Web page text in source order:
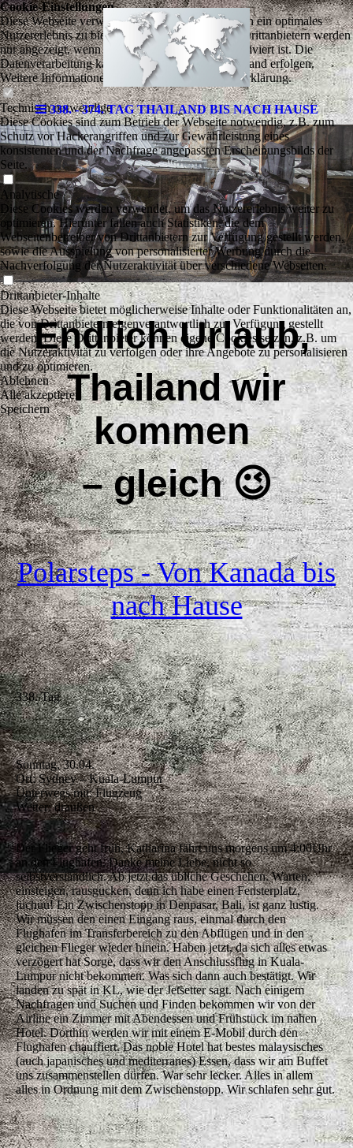
338. - 374. TAG THAILAND BIS NACH HAUSE
Endlich Urlaub,
Thailand wir
kommen
– gleich😉
Polarsteps - Von Kanada bis
nach Hause
338. Tag
Sonntag, 30.04.
Ort: Sydney – Kuala-Lumpur
Unterwegs mit: Flugzeug
Wetter: draußen
Der Flieger geht früh, Katharina fährt uns morgens um 4:00Uhr
an den Flughafen. Danke meine Liebe, nicht so
selbstverständlich. Ab jetzt das übliche Geschehen. Warten,
einsteigen, rausgucken, denn ich habe einen Fensterplatz,
juchuu! Ein Zwischenstopp in Denpasar, Bali, ist ganz lustig.
Wir müssen den einen Eingang raus, einmal durch den
Flughafen im Transferbereich zu den Abflügen und in den
gleichen Flieger wieder hinein. Haben jetzt, da sich alles etwas
verzögert hat Sorge, dass wir den Anschlussflug in Kuala-
Lumpur nicht bekommen. Was sich dann auch bestätigt. Wir
landen zu spät in KL, wie der Jetsetter sagt. Nach einigem
Nachfragen und Suchen und Finden bekommen wir von der
Airline ein Zimmer mit Abendessen und Frühstück im nahen
Hotel. Dorthin werden wir mit einem E-Mobil durch den
Flughafen chauffiert. Das noble Hotel hat bestes malaysisches
(auch japanisches und mediterranes) Essen, dass wir am Buffet
uns zusammenstellen dürfen. War sehr lecker. Alles in allem
alles in Ordnung mit dem Zwischenstopp. Wir schlafen sehr gut.
Cookie-Einstellungen
Diese Webseite verwendet Cookies, um Besuchern ein optimales
Nutzererlebnis zu bieten. Bestimmte Inhalte von Drittanbietern werden
nur angezeigt, wenn die entsprechende Option aktiviert ist. Die
Datenverarbeitung kann dann auch in einem Drittland erfolgen.
Weitere Informationen hierzu in der Datenschutzerklärung.
Technisch notwendige
Diese Cookies sind zum Betrieb der Webseite notwendig, z.B. zum
Schutz vor Hackerangriffen und zur Gewährleistung eines
konsistenten und der Nachfrage angepassten Erscheinungsbilds der
Seite.
Analytische
Diese Cookies werden verwendet, um das Nutzererlebnis weiter zu
optimieren. Hierunter fallen auch Statistiken, die dem
Webseitenbetreiber von Drittanbietern zur Verfügung gestellt werden,
sowie die Ausspielung von personalisierter Werbung durch die
Nachverfolgung der Nutzeraktivität über verschiedene Webseiten.
Drittanbieter-Inhalte
Diese Webseite bietet möglicherweise Inhalte oder Funktionalitäten an,
die von Drittanbietern eigenverantwortlich zur Verfügung gestellt
werden. Diese Drittanbieter können eigene Cookies setzen, z.B. um
die Nutzeraktivität zu verfolgen oder ihre Angebote zu personalisieren
und zu optimieren.
Ablehnen
Alle akzeptieren
Speichern